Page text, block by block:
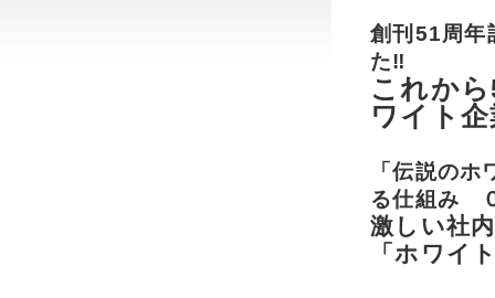
創刊51周年
た‼
これか
ワイト
「伝説の
る仕組み
激しい社
「ホワイ